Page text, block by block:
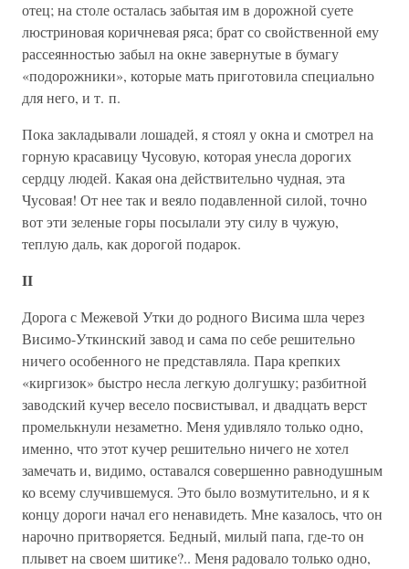
отец; на столе осталась забытая им в дорожной суете
люстриновая коричневая ряса; брат со свойственной ему
рассеянностью забыл на окне завернутые в бумагу
«подорожники», которые мать приготовила специально
для него, и т. п.
Пока закладывали лошадей, я стоял у окна и смотрел на
горную красавицу Чусовую, которая унесла дорогих
сердцу людей. Какая она действительно чудная, эта
Чусовая! От нее так и веяло подавленной силой, точно
вот эти зеленые горы посылали эту силу в чужую,
теплую даль, как дорогой подарок.
II
Дорога с Межевой Утки до родного Висима шла через
Висимо-Уткинский завод и сама по себе решительно
ничего особенного не представляла. Пара крепких
«киргизок» быстро несла легкую долгушку; разбитной
заводский кучер весело посвистывал, и двадцать верст
промелькнули незаметно. Меня удивляло только одно,
именно, что этот кучер решительно ничего не хотел
замечать и, видимо, оставался совершенно равнодушным
ко всему случившемуся. Это было возмутительно, и я к
концу дороги начал его ненавидеть. Мне казалось, что он
нарочно притворяется. Бедный, милый папа, где-то он
плывет на своем шитике?.. Меня радовало только одно,